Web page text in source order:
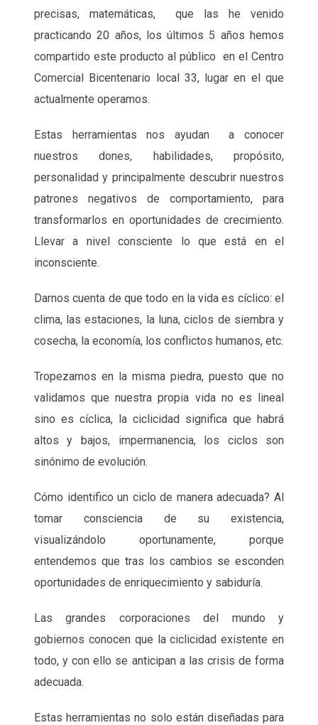
precisas, matemáticas, que las he venido
practicando 20 años, los últimos 5 años hemos
compartido este producto al público en el Centro
Comercial Bicentenario local 33, lugar en el que
actualmente operamos.
Estas herramientas nos ayudan a conocer
nuestros dones, habilidades, propósito,
personalidad y principalmente descubrir nuestros
patrones negativos de comportamiento, para
transformarlos en oportunidades de crecimiento.
Llevar a nivel consciente lo que está en el
inconsciente.
Darnos cuenta de que todo en la vida es cíclico: el
clima, las estaciones, la luna, ciclos de siembra y
cosecha, la economía, los conflictos humanos, etc.
Tropezamos en la misma piedra, puesto que no
validamos que nuestra propia vida no es lineal
sino es cíclica, la ciclicidad significa que habrá
altos y bajos, impermanencia, los ciclos son
sinónimo de evolución.
Cómo identifico un ciclo de manera adecuada? Al
tomar consciencia de su existencia,
visualizándolo oportunamente, porque
entendemos que tras los cambios se esconden
oportunidades de enriquecimiento y sabiduría.
Las grandes corporaciones del mundo y
gobiernos conocen que la ciclicidad existente en
todo, y con ello se anticipan a las crisis de forma
adecuada.
Estas herramientas no solo están diseñadas para